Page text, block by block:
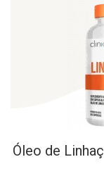
Óleo de